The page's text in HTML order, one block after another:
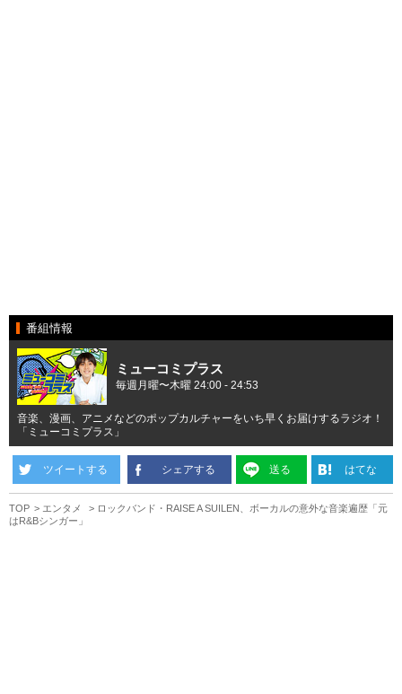
番組情報
ミューコミプラス
毎週月曜〜木曜 24:00 - 24:53
音楽、漫画、アニメなどのポップカルチャーをいち早くお届けするラジオ！
「ミューコミプラス」
ツイートする シェアする 送る はてな
TOP エンタメ
ロックバンド・RAISE A SUILEN、ボーカルの意外な音楽遍歴「元
はR&Bシンガー」